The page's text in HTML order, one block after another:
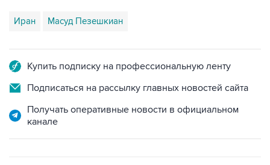
Иран Масуд Пезешкиан
Купить подписку на профессиональную ленту
Подписаться на рассылку главных новостей сайта
Получать оперативные новости в официальном
канале